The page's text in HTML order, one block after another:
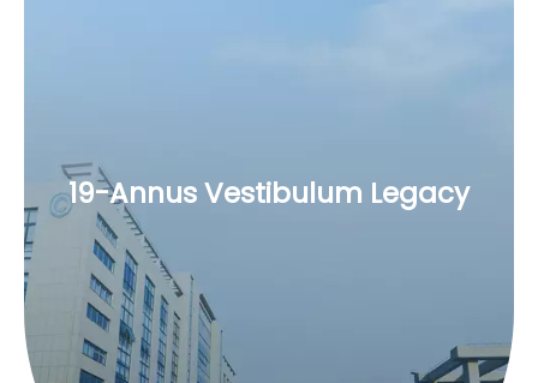
19-Annus Vestibulum Legacy